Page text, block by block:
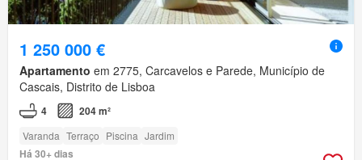
1 250 000 €
Apartamento em 2775, Carcavelos e Parede, Município de
Cascais, Distrito de Lisboa
4 204 m²
Varanda Terraço Piscina Jardim
Há 30+ dias